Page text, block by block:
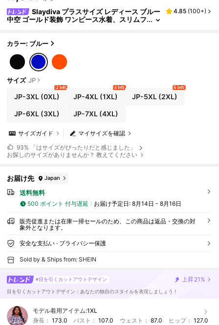
Slaydiva プラスサイズ レディース ブルー
中空 ゴールド装飾 ワンピース水着、スリムフ
4.85 (100+)
カラー: ブルー
サイズ JP
JP-3XL(0XL)
2 left
JP-4XL (1XL)
4 left
JP-5XL(2XL)
6 left
JP-6XL(3XL) JP-7XL (4XL)
マイサイズを確認
サイズガイド
93% 「はサイズがぴったりだと感じました」
お探しのサイズがありませんか？ 教えてください
お届け先 Japan
送料無料
500 ポイント 付与遅延 お届け予定日: 8月14日 - 8月16日
販売促進または在庫一掃セールのため、この商品は返品・交換の対
象外となります。
安全な支払い · プライバシー保護
Sold by & Ships from: SHEIN
#目を引くカットアウトデザイン 上昇21%
目を引くカットアウトデザイン：あなたの独自のスタイルを表現しましょう！
モデル着用アイテム:1XL
身長： 173.0 バスト：107.0 ウェスト： 87.0 ヒップ： 127.0